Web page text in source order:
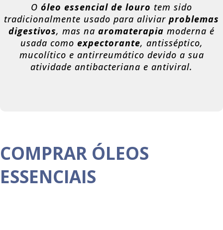
O óleo essencial de louro tem sido
tradicionalmente usado para aliviar problemas
digestivos, mas na aromaterapia moderna é
usada como expectorante, antisséptico,
mucolítico e antirreumático devido a sua
atividade antibacteriana e antiviral.
COMPRAR ÓLEOS
ESSENCIAIS